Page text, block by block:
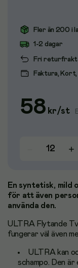
Fler än 200 i
Fri returfrakt
1-2 dagar
Faktura, Kort,
58 kr/st
En syntetisk,
för att även
använda den.
ULTRA Flytande
fungerar väl även
ULTRA kan
schampo. Den